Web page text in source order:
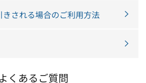
される場合のご利用方法
くあるご質問